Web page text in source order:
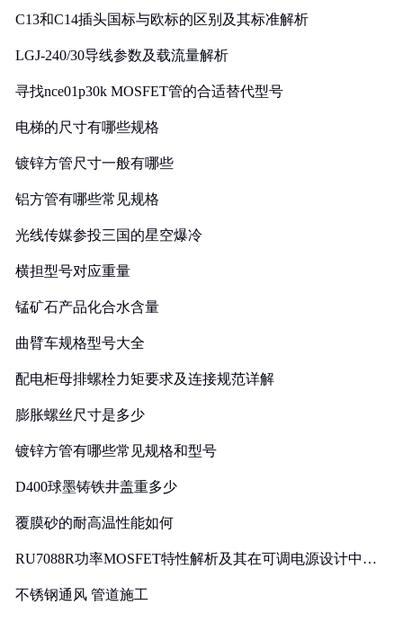
C13和C14插头国标与欧标的区别及其标准解析
LGJ-240/30导线参数及载流量解析
寻找nce01p30k MOSFET管的合适替代型号
电梯的尺寸有哪些规格
镀锌方管尺寸一般有哪些
铝方管有哪些常见规格
光线传媒参投三国的星空爆冷
横担型号对应重量
锰矿石产品化合水含量
曲臂车规格型号大全
配电柜母排螺栓力矩要求及连接规范详解
膨胀螺丝尺寸是多少
镀锌方管有哪些常见规格和型号
D400球墨铸铁井盖重多少
覆膜砂的耐高温性能如何
RU7088R功率MOSFET特性解析及其在可调电源设计中的
不锈钢通风 管道施工